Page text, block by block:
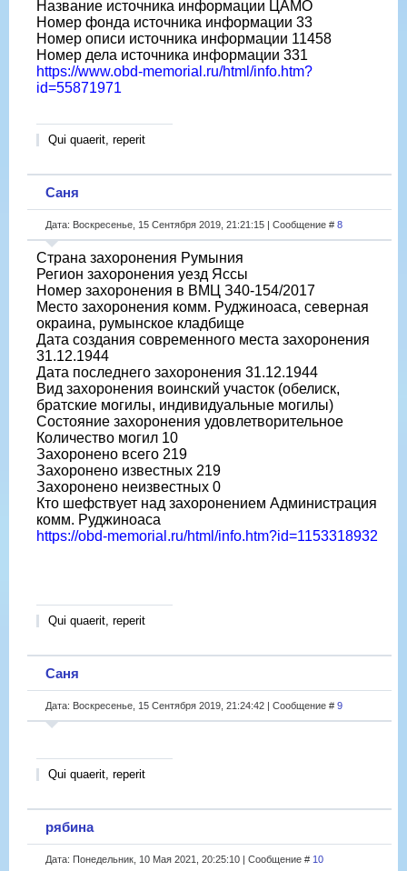
Название источника информации ЦАМО
Номер фонда источника информации 33
Номер описи источника информации 11458
Номер дела источника информации 331
https://www.obd-memorial.ru/html/info.htm?
id=55871971
Qui quaerit, reperit
Саня
Дата: Воскресенье, 15 Сентября 2019, 21:21:15 | Сообщение # 8
Страна захоронения Румыния
Регион захоронения уезд Яссы
Номер захоронения в ВМЦ З40-154/2017
Место захоронения комм. Руджиноаса, северная
окраина, румынское кладбище
Дата создания современного места захоронения
31.12.1944
Дата последнего захоронения 31.12.1944
Вид захоронения воинский участок (обелиск,
братские могилы, индивидуальные могилы)
Состояние захоронения удовлетворительное
Количество могил 10
Захоронено всего 219
Захоронено известных 219
Захоронено неизвестных 0
Кто шефствует над захоронением Администрация
комм. Руджиноаса
https://obd-memorial.ru/html/info.htm?id=1153318932
Qui quaerit, reperit
Саня
Дата: Воскресенье, 15 Сентября 2019, 21:24:42 | Сообщение # 9
Qui quaerit, reperit
рябина
Дата: Понедельник, 10 Мая 2021, 20:25:10 | Сообщение # 10